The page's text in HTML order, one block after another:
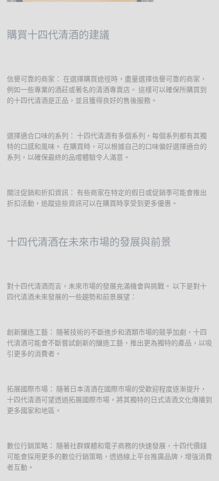
購買十四代清酒的建議
信譽可靠的商家： 在選擇購買途徑時，盡量選擇信譽可靠的商家，
例如一些專業的酒莊或著名的清酒專賣店。 這樣可以確保所購買到
的十四代清酒是正品，並且獲得良好的售後服務。
選擇適合口味的系列： 十四代清酒有多個系列，每個系列都有其獨
特的口感和風味。 在購買時，可以根據自己的口味偏好選擇適合的
系列，以確保最終的品嚐體驗令人滿意。
關注促銷和折扣資訊： 有些商家在特定的假日或促銷季可能會推出
折扣活動，追蹤這些資訊可以在購買時享受到更多優惠。
十四代清酒在未來市場的發展與前景
對十四代清酒而言，未來市場的發展充滿機會與挑戰。 以下是對十
四代清酒未來發展的一些趨勢和前景展望：
創新釀造工藝： 隨著技術的不斷進步和酒類市場的競爭加劇，十四
代清酒可能會不斷嘗試創新的釀造工藝，推出更為獨特的產品，以吸
引更多的消費者。
拓展國際市場： 隨著日本清酒在國際市場的受歡迎程度逐漸提升，
十四代清酒可望透過拓展國際市場，將其獨特的日式清酒文化傳播到
更多國家和地區。
數位行銷策略： 隨著社群媒體和電子商務的快速發展，十四代價錢
可能會採用更多的數位行銷策略，透過線上平台推廣品牌，增強消費
者互動。